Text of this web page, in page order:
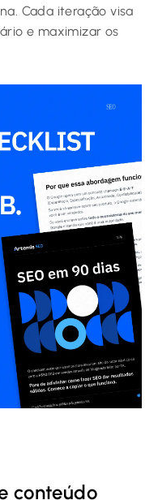
Cada iteração visa
e maximizar os
conteúdo